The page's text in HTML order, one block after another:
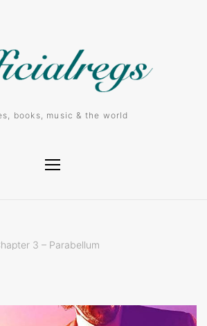
books, music & the world
3 – Parabellum